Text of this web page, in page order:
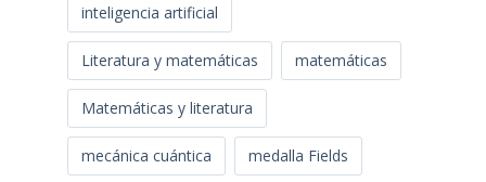
inteligencia artificial
Literatura y matemáticas matemáticas
Matemáticas y literatura
mecánica cuántica medalla Fields